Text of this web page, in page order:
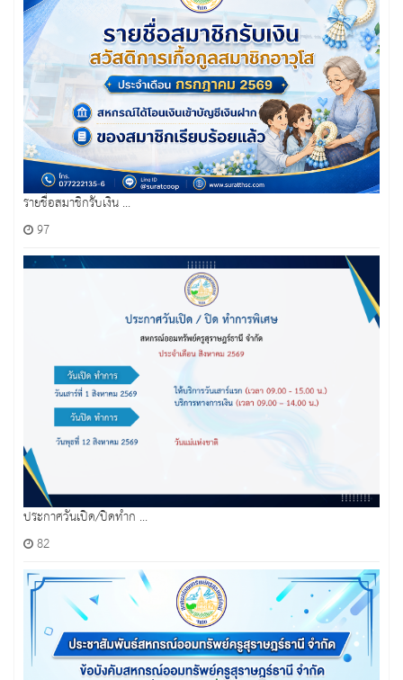
รายชื่อสมาชิกรับเงิน ...
97
ประกาศวันเปิด/ปิดทำก ...
82